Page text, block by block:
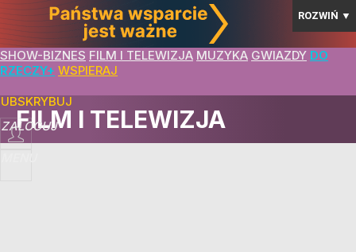
ROZWIŃ ▼
SHOW-BIZNES FILM I TELEWIZJA MUZYKA GWIAZDY DO
RZECZY+ WSPIERAJ
ZALOGUJ
FILM I TELEWIZJA